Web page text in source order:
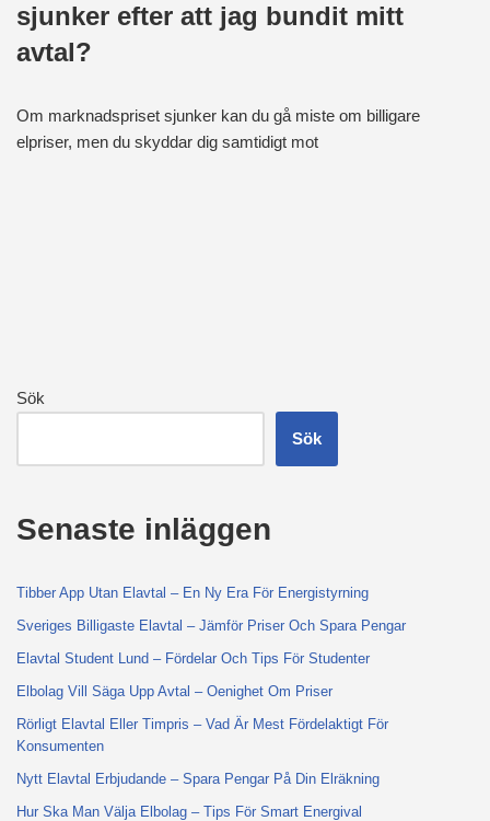
sjunker efter att jag bundit mitt
avtal?
Om marknadspriset sjunker kan du gå miste om billigare
elpriser, men du skyddar dig samtidigt mot
Sök
Sök
Senaste inläggen
Tibber App Utan Elavtal – En Ny Era För Energistyrning
Sveriges Billigaste Elavtal – Jämför Priser Och Spara Pengar
Elavtal Student Lund – Fördelar Och Tips För Studenter
Elbolag Vill Säga Upp Avtal – Oenighet Om Priser
Rörligt Elavtal Eller Timpris – Vad Är Mest Fördelaktigt För
Konsumenten
Nytt Elavtal Erbjudande – Spara Pengar På Din Elräkning
Hur Ska Man Välja Elbolag – Tips För Smart Energival